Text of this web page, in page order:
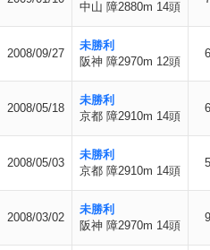
中山 障2880m 14頭
2008/09/27
未勝利
阪神 障2970m 12頭
6
2008/05/18
未勝利
京都 障2910m 14頭
6
2008/05/03
未勝利
京都 障2910m 14頭
5
2008/03/02
未勝利
阪神 障2970m 14頭
9